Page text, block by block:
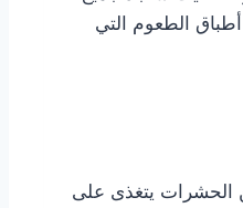
أطباق الطعوم التي
الحشرات يتغذى على